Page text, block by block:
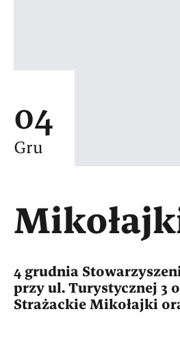
04
Gru
4 grudnia
przy ul. Turystycznej 3
Strażackie Mikołajki